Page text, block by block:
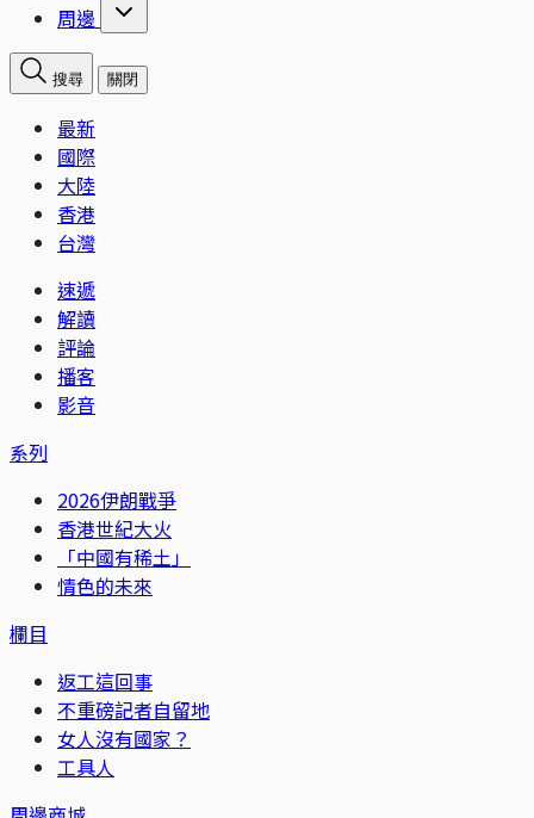
周邊
搜尋 關閉
最新
國際
大陸
香港
台灣
速遞
解讀
評論
播客
影音
系列
2026伊朗戰爭
香港世紀大火
「中國有稀土」
情色的未來
欄目
返工這回事
不重磅記者自留地
女人沒有國家？
工具人